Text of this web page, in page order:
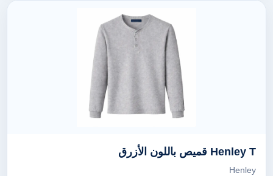
Henley T قميص باللون الأزرق
Henley